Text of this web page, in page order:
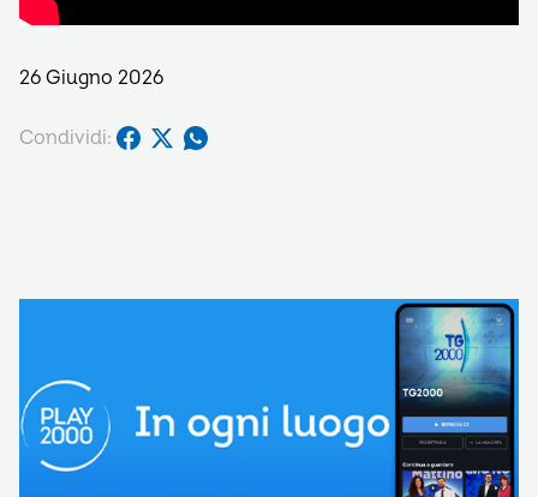
26 Giugno 2026
Condividi: